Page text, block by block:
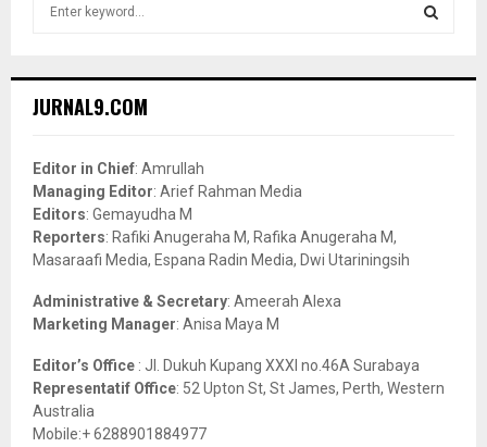
h
o
r
:
JURNAL9.COM
Editor in Chief: Amrullah
Managing Editor: Arief Rahman Media
Editors: Gemayudha M
Reporters: Rafiki Anugeraha M, Rafika Anugeraha M,
Masaraafi Media, Espana Radin Media, Dwi Utariningsih
Administrative & Secretary: Ameerah Alexa
Marketing Manager: Anisa Maya M
Editor’s Office : Jl. Dukuh Kupang XXXI no.46A Surabaya
Representatif Office: 52 Upton St, St James, Perth, Western
Australia
Mobile:+ 6288901884977